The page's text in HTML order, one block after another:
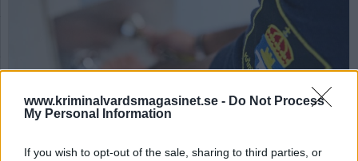
www.kriminalvardsmagasinet.se - Do Not Process
My Personal Information
If you wish to opt-out of the sale, sharing to third parties, or